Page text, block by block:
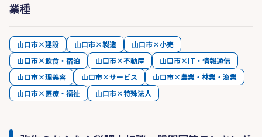
業種
山口市×建設 山口市×製造
山口市×小売
山口市×飲食・宿泊
山口市×不動産
山口市×IT・情報通信
山口市×理美容
山口市×サービス
山口市×農業・林業・漁業
山口市×医療・福祉
山口市×特殊法人